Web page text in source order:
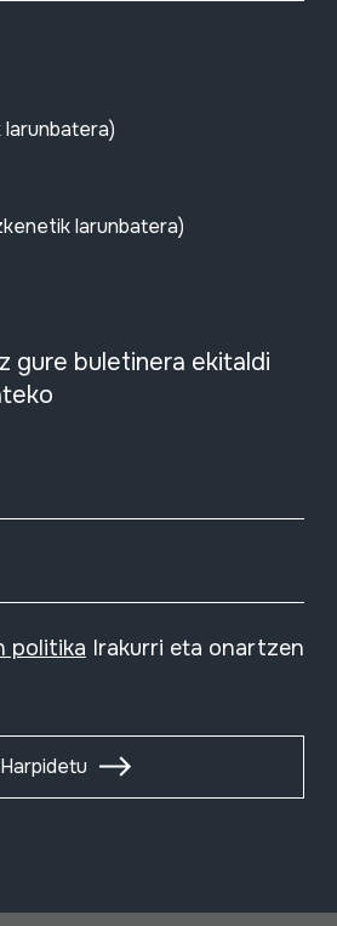
larunbatera)
gure buletinera ekitaldi
politika Irakurri eta onartzen
Harpidetu